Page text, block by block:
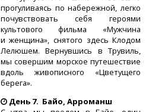
прогуливаясь по набережной, легко
почувствовать себя героями
культового фильма «Мужчина
и женщина», снятого здесь Клодом
Лелюшем. Вернувшись в Трувиль,
мы совершим морское путешествие
вдоль живописного «Цветущего
берега».
День 7. Байо, Арроманш